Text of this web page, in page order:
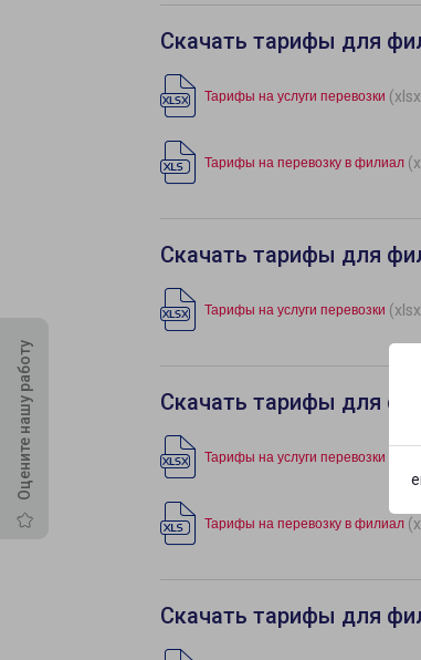
Оцените нашу работу
Скачать тарифы для
Тарифы на услуги перевозки
Тарифы на перевозку в филиал
Скачать тарифы для
Тарифы на услуги перевозки
Скачать тарифы для
Тарифы на услуги перевозки
Тарифы на перевозку в филиал
Скачать тарифы для